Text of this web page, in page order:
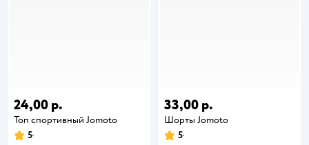
24,00 р.
Топ спортивный Jomoto
5
33,00 р.
Шорты Jomoto
5